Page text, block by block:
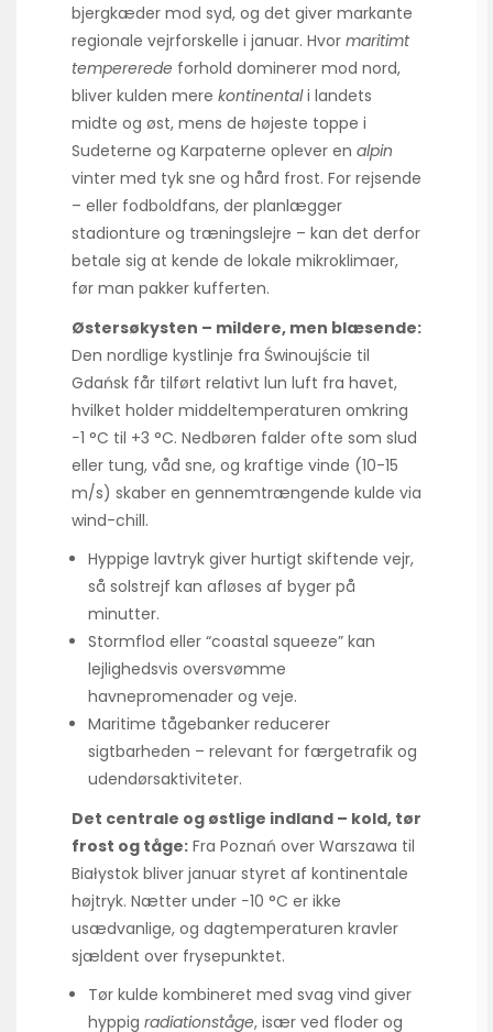
bjergkæder mod syd, og det giver markante
regionale vejrforskelle i januar. Hvor maritimt
tempererede forhold dominerer mod nord,
bliver kulden mere kontinentali landets
midte og øst, mens de højeste toppe i
Sudeterne og Karpaterne oplever en alpin
vinter med tyk sne og hård frost. For rejsende
– eller fodboldfans, der planlægger
stadionture og træningslejre – kan det derfor
betale sig at kende de lokale mikroklimaer,
før man pakker kufferten.
Østersøkysten – mildere, men blæsende:
Den nordlige kystlinje fra Świnoujście til
Gdańsk får tilført relativt lun luft fra havet,
hvilket holder middeltemperaturen omkring
−1 °C til +3 °C. Nedbøren falder ofte som slud
eller tung, våd sne, og kraftige vinde (10-15
m/s) skaber en gennemtrængende kulde via
wind-chill.
Hyppige lavtryk giver hurtigt skiftende vejr,
så solstrejf kan afløses af byger på
minutter.
Stormflod eller “coastal squeeze” kan
lejlighedsvis oversvømme
havnepromenader og veje.
Maritime tågebanker reducerer
sigtbarheden – relevant for færgetrafik og
udendørsaktiviteter.
Det centrale og østlige indland – kold, tør
frost og tåge: Fra Poznań over Warszawa til
Białystok bliver januar styret af kontinentale
højtryk. Nætter under −10 °C er ikke
usædvanlige, og dagtemperaturen kravler
sjældent over frysepunktet.
Tør kulde kombineret med svag vind giver
hyppig radiationståge, især ved floder og